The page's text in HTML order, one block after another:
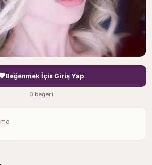
Beğenmek İçin Giriş Yap
0 beğeni